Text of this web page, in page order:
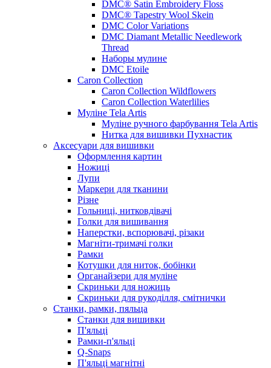
DMC® Satin Embroidery Floss
DMC® Tapestry Wool Skein
DMC Color Variations
DMC Diamant Metallic Needlework
Thread
Наборы мулине
DMC Etoile
Caron Collection
Caron Collection Wildflowers
Caron Collection Waterlilies
Муліне Tela Artis
Муліне ручного фарбування Tela Artis
Нитка для вишивки Пухнастик
Аксесуари для вишивки
Оформлення картин
Ножиці
Лупи
Маркери для тканини
Різне
Гольниці, нитковдівачі
Голки для вишивання
Наперстки, вспорювачі, різаки
Магніти-тримачі голки
Рамки
Котушки для ниток, бобінки
Органайзери для муліне
Скриньки для ножиць
Скриньки для рукоділля, смітнички
Станки, рамки, пяльца
Станки для вишивки
П'яльці
Рамки-п'яльці
Q-Snaps
П'яльці магнітні